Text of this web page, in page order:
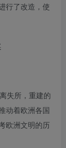
行了改造，使
失所，重建的
动着欧洲各国
欧洲文明的历